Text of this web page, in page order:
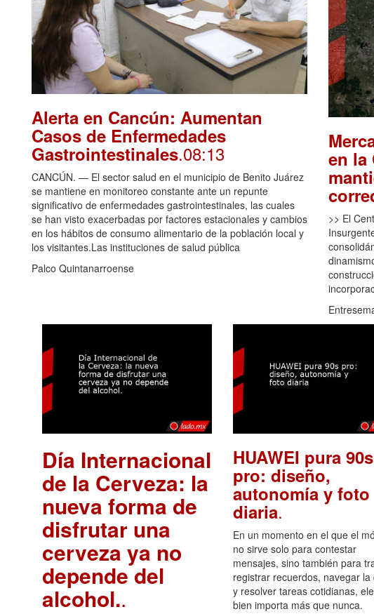
Alerta en Cancún: Aumentan
Casos de Enfermedades
Gastrointestinales.08:13
CANCÚN. — El sector salud en el municipio de Benito Juárez
se mantiene en monitoreo constante ante un repunte
significativo de enfermedades gastrointestinales, las cuales
se han visto exacerbadas por factores estacionales y cambios
en los hábitos de consumo alimentario de la población local y
los visitantes.Las instituciones de salud pública
Palco Quintanarroense
en la
>> El
Día Internacional
de la Cerveza: la
nueva forma de
disfrutar una
cerveza ya no
depende del
alcohol..
HUAWEI pura 90s
pro: diseño,
autonomía y foto
diaria.
En un momento en el que el
no sirve solo para contestar
mensajes, sino también para
registrar recuerdos, navegar la
y resolver tareas cotidianas,
bien importa más que nunca.